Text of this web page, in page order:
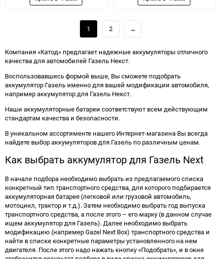
1 2 →
Компания «Катод» предлагает надежные аккумуляторы отличного
качества для автомобилей Газель Некст.
Воспользовавшись формой выше, Вы сможете подобрать
аккумулятор Газель именно для вашей модификации автомобиля,
например аккумулятор для Газель Некст.
Наши аккумуляторные батареи соответствуют всем действующим
стандартам качества и безопасности.
В уникальном ассортименте нашего Интернет-магазина Вы всегда
найдете выбор аккумуляторов для Газель по различным ценам.
Как выбрать аккумулятор для Газель Next
В начале подбора необходимо выбрать из предлагаемого списка
конкретный тип транспортного средства, для которого подбирается
аккумуляторная батарея (легковой или грузовой автомобиль,
мотоцикл, трактор и т.д.). Затем необходимо выбрать год выпуска
транспортного средства, а после этого – его марку (в данном случае
ищем аккумулятор для Газель). Далее необходимо выбрать
модификацию (например Gazel Next Box) транспортного средства и
найти в списке конкретные параметры установленного на нем
двигателя. После этого надо нажать кнопку «Подобрать», и в окне